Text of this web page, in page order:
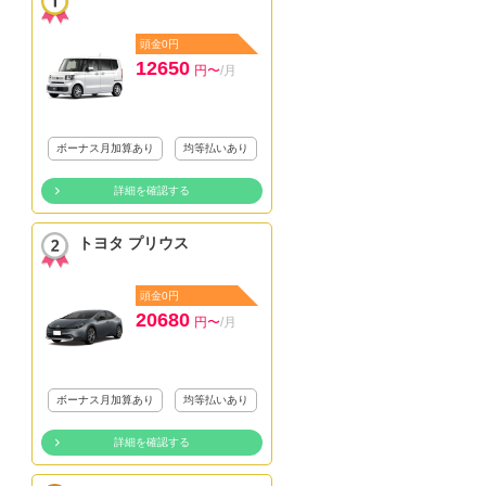
頭金0円
12650 円〜/月
ボーナス月加算あり 均等払いあり
詳細を確認する
トヨタ プリウス
頭金0円
20680 円〜/月
ボーナス月加算あり 均等払いあり
詳細を確認する